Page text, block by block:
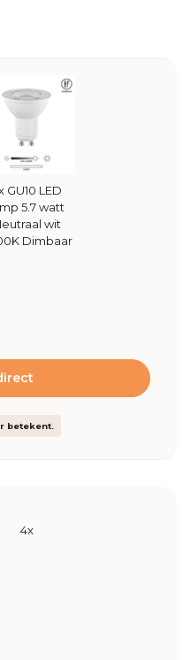
GU10 LED
5.7 watt
wit
Dimbaar
betekent.
4x